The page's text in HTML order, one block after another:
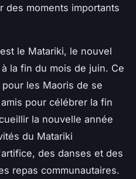
des moments importants
le Matariki, le nouvel
la fin du mois de juin. Ce
les Maoris de se
pour célébrer la fin
la nouvelle année
du Matariki
des danses et des
repas communautaires.